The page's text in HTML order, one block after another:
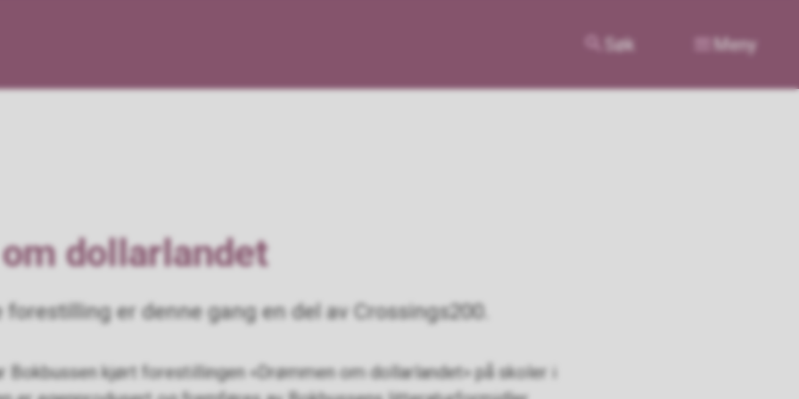
Søk Meny
dollarlandet
er denne gang en del av Crossings200.
Bokbussen kjørt forestillingen «Drømmen om dollarlandet» på skoler i